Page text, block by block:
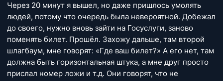
Через 20 минут я вышел, но даже пришлось умолять
людей, потому что очередь была невероятной. Добежал
до своего, нужно вновь зайти на Госуслуги, заново
поменять билет. Прошёл. Захожу дальше, там второй
шлагбаум, мне говорят: «Где ваш билет?» А его нет, там
должна быть горизонтальная штука, а мне друг просто
прислал номер ложи и т.д. Они говорят, что не